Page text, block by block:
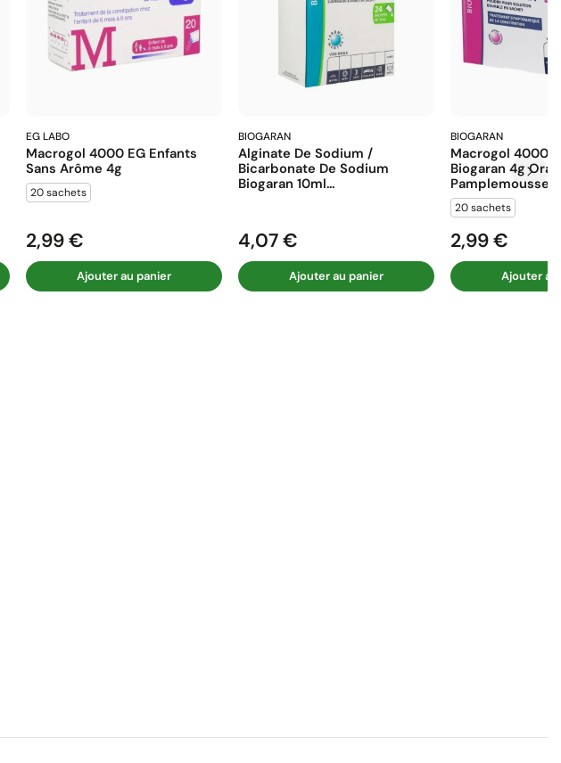
EG LABO
Macrogol 4000 EG Enfants
Sans Arôme 4g
20 sachets
Prix
2,99 €
Ajouter au panier
BIOGARAN
Alginate De Sodium /
Bicarbonate De Sodium
Biogaran 10ml...
Prix
4,07 €
Ajouter au panier
BIOGARAN
Macrogol 4000
Biogaran 4g
Pamplemousse...
20 sachets
Prix
2,99 €
Ajouter au